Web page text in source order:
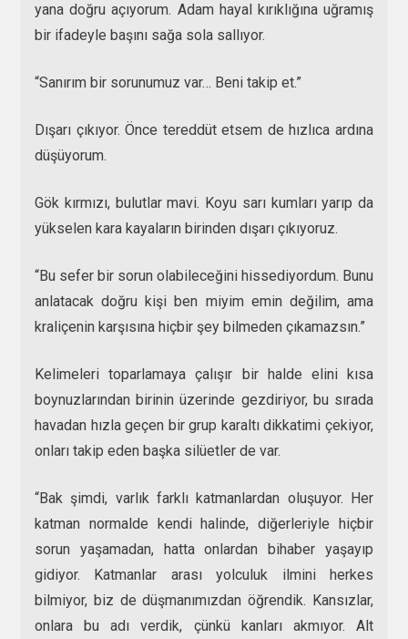
yana doğru açıyorum. Adam hayal kırıklığına uğramış
bir ifadeyle başını sağa sola sallıyor.
“Sanırım bir sorunumuz var… Beni takip et.”
Dışarı çıkıyor. Önce tereddüt etsem de hızlıca ardına
düşüyorum.
Gök kırmızı, bulutlar mavi. Koyu sarı kumları yarıp da
yükselen kara kayaların birinden dışarı çıkıyoruz.
“Bu sefer bir sorun olabileceğini hissediyordum. Bunu
anlatacak doğru kişi ben miyim emin değilim, ama
kraliçenin karşısına hiçbir şey bilmeden çıkamazsın.”
Kelimeleri toparlamaya çalışır bir halde elini kısa
boynuzlarından birinin üzerinde gezdiriyor, bu sırada
havadan hızla geçen bir grup karaltı dikkatimi çekiyor,
onları takip eden başka silüetler de var.
“Bak şimdi, varlık farklı katmanlardan oluşuyor. Her
katman normalde kendi halinde, diğerleriyle hiçbir
sorun yaşamadan, hatta onlardan bihaber yaşayıp
gidiyor. Katmanlar arası yolculuk ilmini herkes
bilmiyor, biz de düşmanımızdan öğrendik. Kansızlar,
onlara bu adı verdik, çünkü kanları akmıyor. Alt